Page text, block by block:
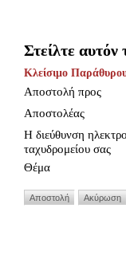
Στείλτε αυτόν
Κλείσιμο
Αποστολή προς
Αποστολέας
Η διεύθυνση
ταχυδρομείου σας
Θέμα
Αποστολή Ακύρωση